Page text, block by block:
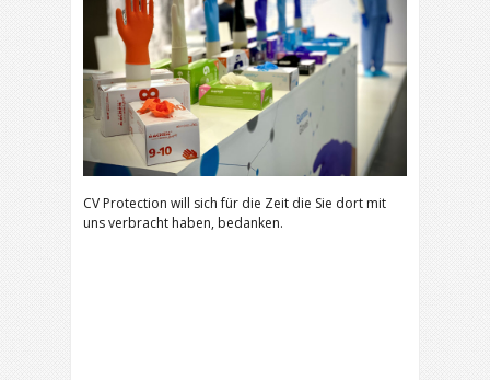
CV Protection will sich für die Zeit die Sie dort mit
uns verbracht haben, bedanken.